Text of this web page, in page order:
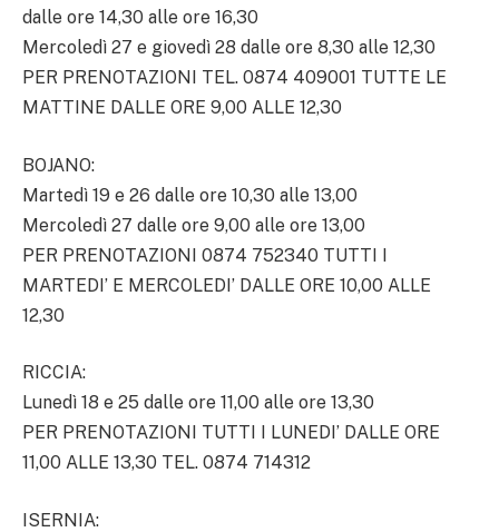
dalle ore 14,30 alle ore 16,30
Mercoledì 27 e giovedì 28 dalle ore 8,30 alle 12,30
PER PRENOTAZIONI TEL. 0874 409001 TUTTE LE
MATTINE DALLE ORE 9,00 ALLE 12,30
BOJANO:
Martedì 19 e 26 dalle ore 10,30 alle 13,00
Mercoledì 27 dalle ore 9,00 alle ore 13,00
PER PRENOTAZIONI 0874 752340 TUTTI I
MARTEDI’ E MERCOLEDI’ DALLE ORE 10,00 ALLE
12,30
RICCIA:
Lunedì 18 e 25 dalle ore 11,00 alle ore 13,30
PER PRENOTAZIONI TUTTI I LUNEDI’ DALLE ORE
11,00 ALLE 13,30 TEL. 0874 714312
ISERNIA: